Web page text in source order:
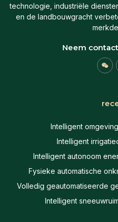
technologie, industriële
en de landbouwgracht
Neem
W
e
Intelligent
Intelligent
Intelligent autonoom
Fysieke automatische
Volledig geautomatiseerde
Intelligent